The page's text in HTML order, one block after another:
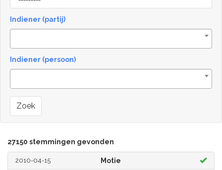
Indiener (partij)
Indiener (persoon)
Zoek
27150 stemmingen gevonden
2010-04-15 Motie